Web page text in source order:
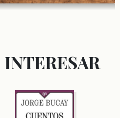
INTERESAR